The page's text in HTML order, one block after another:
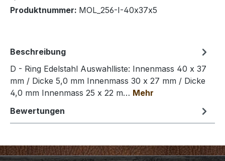
Produktnummer: MOL_256-I-40x37x5
Beschreibung
D - Ring Edelstahl Auswahlliste: Innenmass 40 x 37
mm / Dicke 5,0 mm Innenmass 30 x 27 mm / Dicke
4,0 mm Innenmass 25 x 22 m… Mehr
Bewertungen